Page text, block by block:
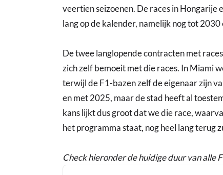
veertien seizoenen. De races in Hongarije
lang op de kalender, namelijk nog tot 2030
De twee langlopende contracten met
zich zelf bemoeit met die races. In Miami
terwijl de F1-bazen zelf de eigenaar zijn
en met 2025, maar de stad heeft al
kans lijkt dus groot dat we die race,
het programma staat, nog heel lang terug
Check hieronder de huidige duur van alle